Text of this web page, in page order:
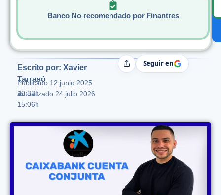
Banco No recomendado por Finantres
Escrito por: Xavier
Tarrasó
Publicado 12 junio 2025
20:33h
Actualizado 24 julio 2026
15:06h
CompartirSeguir en